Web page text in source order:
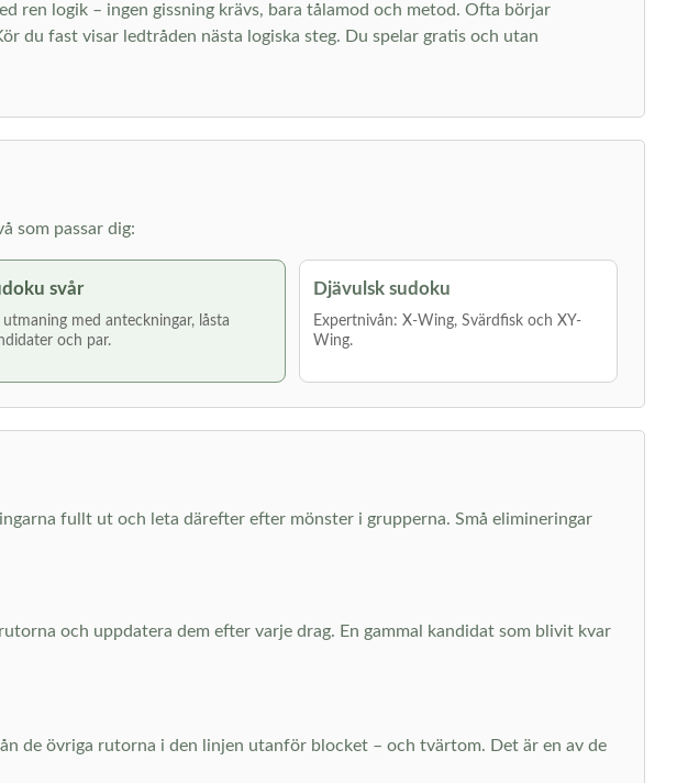
ren logik – ingen gissning krävs, bara tålamod och metod. Ofta börjar
du fast visar ledtråden nästa logiska steg. Du spelar gratis och utan
som passar dig:
svår
utmaning med anteckningar, låsta
och par.
Djävulsk sudoku
Expertnivån: X-Wing, Svärdfisk och XY-
Wing.
fullt ut och leta därefter efter mönster i grupperna. Små elimineringar
och uppdatera dem efter varje drag. En gammal kandidat som blivit kvar
de övriga rutorna i den linjen utanför blocket – och tvärtom. Det är en av de